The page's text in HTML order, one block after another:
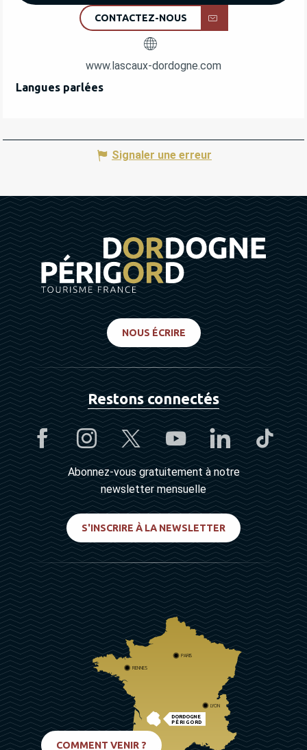
CONTACTEZ-NOUS
www.lascaux-dordogne.com
Langues parlées
Langues parlées
Signaler une erreur
NOUS ÉCRIRE
Restons connectés
Abonnez-vous gratuitement à notre
newsletter mensuelle
S'INSCRIRE À LA NEWSLETTER
DORDOGNE
PÉRIGORD
PARIS
RENNES
LYON
COMMENT VENIR ?